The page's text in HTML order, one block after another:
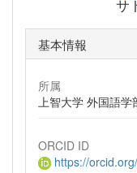
サ
基本情報
所属
上智大学 外国語
ORCID ID
https://